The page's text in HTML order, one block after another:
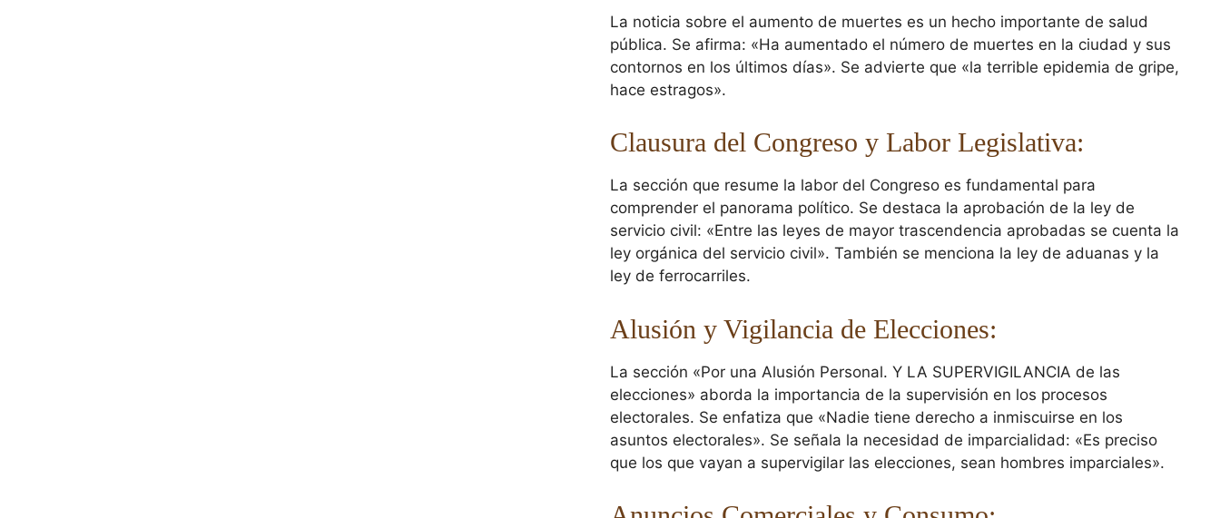
La noticia sobre el aumento de muertes es un hecho importante de salud
pública. Se afirma: «Ha aumentado el número de muertes en la ciudad y sus
contornos en los últimos días». Se advierte que «la terrible epidemia de gripe,
hace estragos».
Clausura del Congreso y Labor Legislativa:
La sección que resume la labor del Congreso es fundamental para
comprender el panorama político. Se destaca la aprobación de la ley de
servicio civil: «Entre las leyes de mayor trascendencia aprobadas se cuenta la
ley orgánica del servicio civil». También se menciona la ley de aduanas y la
ley de ferrocarriles.
Alusión y Vigilancia de Elecciones:
La sección «Por una Alusión Personal. Y LA SUPERVIGILANCIA de las
elecciones» aborda la importancia de la supervisión en los procesos
electorales. Se enfatiza que «Nadie tiene derecho a inmiscuirse en los
asuntos electorales». Se señala la necesidad de imparcialidad: «Es preciso
que los que vayan a supervigilar las elecciones, sean hombres imparciales».